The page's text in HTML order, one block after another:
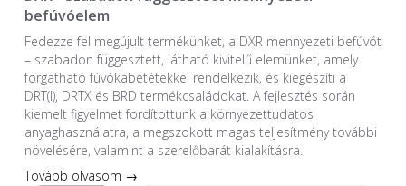
befúvóelem
Fedezze fel megújult termékünket, a DXR mennyezeti befúvót
– szabadon függesztett, látható kivitelű elemünket, amely
forgatható fúvókabetétekkel rendelkezik, és kiegészíti a
DRT(I), DRTX és BRD termékcsaládokat. A fejlesztés során
kiemelt figyelmet fordítottunk a környezettudatos
anyaghasználatra, a megszokott magas teljesítmény további
növelésére, valamint a szerelőbarát kialakításra.
Tovább olvasom →